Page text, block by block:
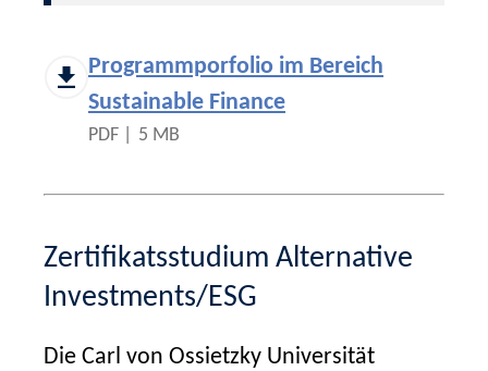
Programmporfolio im Bereich
Sustainable Finance
PDF | 5 MB
Zertifikatsstudium Alternative
Investments/ESG
Die Carl von Ossietzky Universität